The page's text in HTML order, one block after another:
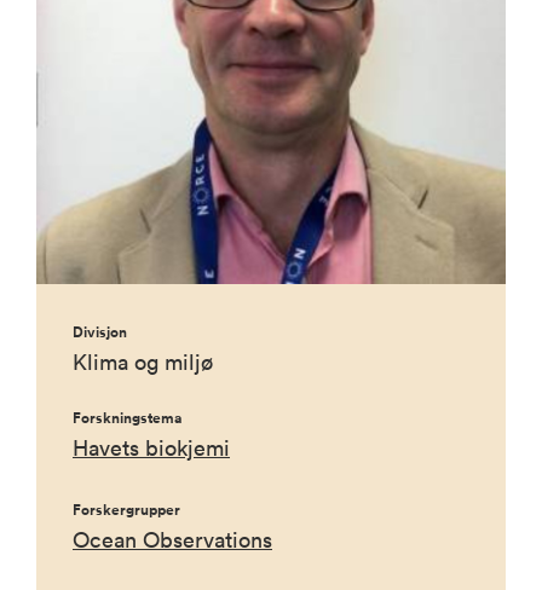
Divisjon
Klima og miljø
Forskningstema
Havets biokjemi
Forskergrupper
Ocean Observations